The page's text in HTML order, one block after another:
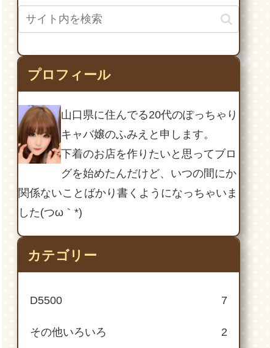
プロフィール
山口県に住んでる20代のぽっちゃり
キャバ嬢のふみえと申します。
下着のお店を作りたいと思ってブロ
グを始めたんだけど、いつの間にか
関係ないことばかり書くようになっちゃいま
した(つω｀*)
カテゴリー
D5500 7
その他いろいろ 2